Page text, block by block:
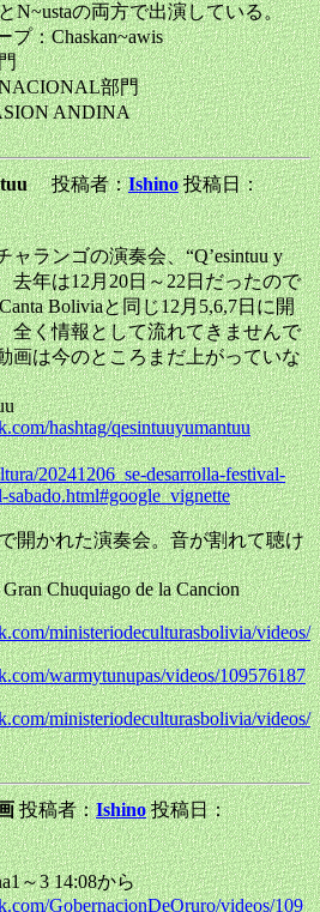
N~ustaの両方で出演している。
：Chaskan~awis
部門
ANDINA
投稿者：Ishino 投稿日：
ャランゴの演奏会、“Q’esintuu y
去年は12月20日～22日だったので
Boliviaと同じ12月5,6,7日に開
全く情報として流れてきませんで
画は今のところまだ上がっていな
hashtag/qesintuuyumantuu
20241206_se-desarrolla-festival-
sabado.html#google_vignette
開かれた演奏会。音が割れて聴け
Chuquiago de la Cancion
ministeriodeculturasbolivia/videos/
warmytunupas/videos/109576187
ministeriodeculturasbolivia/videos/
投稿者：Ishino 投稿日：
～3 14:08から
GobernacionDeOruro/videos/109